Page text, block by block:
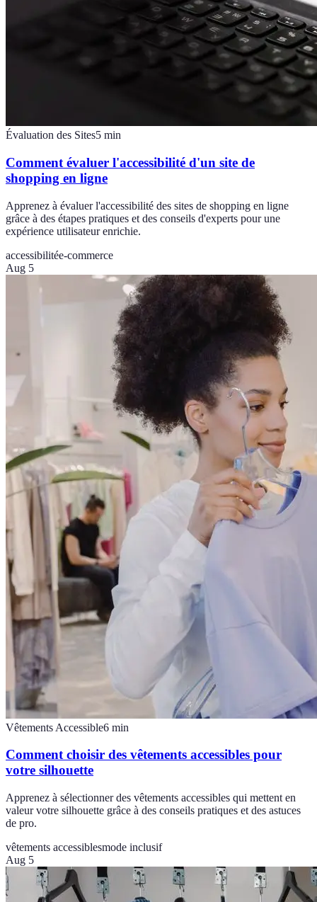
Évaluation des Sites5 min
Comment évaluer l'accessibilité d'un site de
shopping en ligne
Apprenez à évaluer l'accessibilité des sites de shopping en ligne
grâce à des étapes pratiques et des conseils d'experts pour une
expérience utilisateur enrichie.
accessibilitée-commerce
Aug 5
Vêtements Accessible6 min
Comment choisir des vêtements accessibles pour
votre silhouette
Apprenez à sélectionner des vêtements accessibles qui mettent en
valeur votre silhouette grâce à des conseils pratiques et des astuces
de pro.
vêtements accessiblesmode inclusif
Aug 5